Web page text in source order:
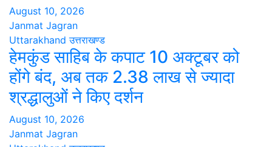
August 10, 2026
Janmat Jagran
Uttarakhand उत्तराखण्ड
हेमकुंड साहिब के कपाट 10 अक्टूबर को
होंगे बंद, अब तक 2.38 लाख से ज्यादा
श्रद्धालुओं ने किए दर्शन
August 10, 2026
Janmat Jagran